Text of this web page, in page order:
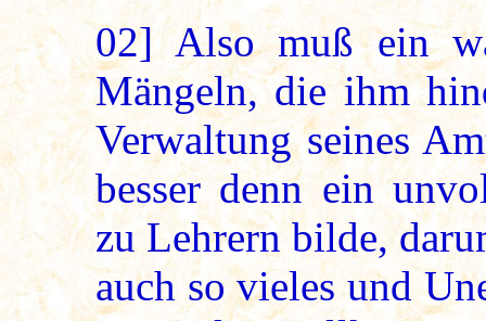
02]Also muß ein
Mängeln, die ihm
Verwaltung seines
besser denn ein
zu Lehrern bilde,
auch so vieles und